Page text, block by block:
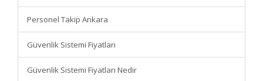
Personel Takip Ankara
Güvenlik Sistemi Fiyatları
Güvenlik Sistemi Fiyatları Nedir